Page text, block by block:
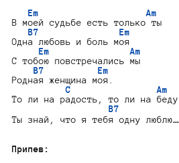
Em                    Am
В моей судьбе есть только ты
B7               Em
Одна любовь и боль моя
Em               Am
С тобою повстречались мы
B7          Em
Родная женщина моя.
C                Am
То ли на радость, то ли на беду
B7
Ты знай, что я тебя одну люблю…
Припев: